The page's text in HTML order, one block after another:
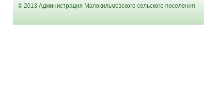
© 2013 Администрация Малокильмезского сельского поселения